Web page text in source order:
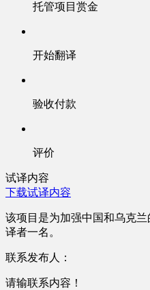
托管项目赏金
开始翻译
验收付款
评价
试译内容
下载试译内容
该项目是为加强中国和乌克
译者一名。
联系发布人：
请输联系内容！